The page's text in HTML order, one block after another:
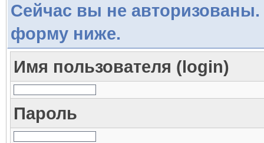
Сейчас вы не авторизованы.
форму ниже.
Имя пользователя (login)
Пароль